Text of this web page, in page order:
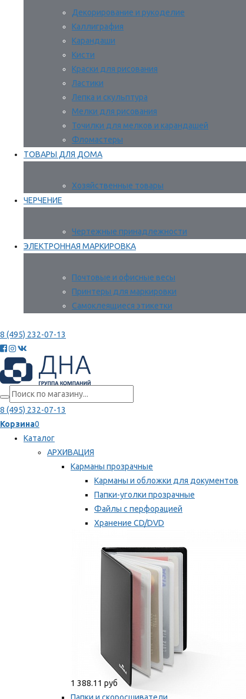
Декорирование и рукоделие
Каллиграфия
Карандаши
Кисти
Краски для рисования
Ластики
Лепка и скульптура
Мелки для рисования
Точилки для мелков и карандашей
Фломастеры
ТОВАРЫ ДЛЯ ДОМА
Хозяйственные товары
ЧЕРЧЕНИЕ
Чертежные принадлежности
ЭЛЕКТРОННАЯ МАРКИРОВКА
Почтовые и офисные весы
Принтеры для маркировки
Самоклеящиеся этикетки
8 (495) 232-07-13
8 (495) 232-07-13
Корзина0
Каталог
АРХИВАЦИЯ
Карманы прозрачные
Карманы и обложки для документов
Папки-уголки прозрачные
Файлы с перфорацией
Хранение CD/DVD
Мы рекомендуем
1 388.11 руб